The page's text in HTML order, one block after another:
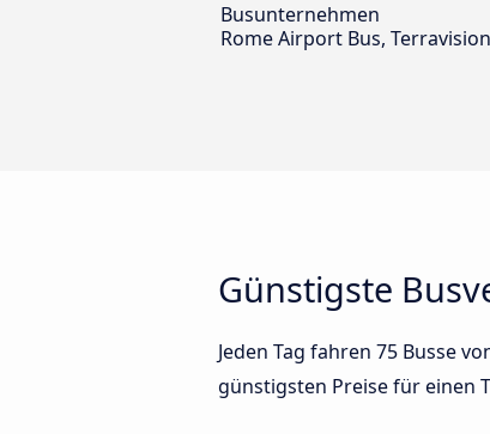
Busunternehmen
Rome Airport Bus,
Günstigste
Jeden Tag fahren 75 Busse
günstigsten Preise für einen